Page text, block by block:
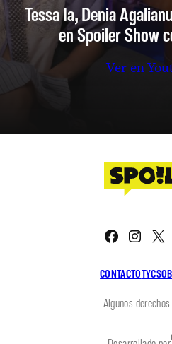
Tessa Ia, Denia
en Spoiler Show
Ver en
CONTACTOTYC
Algunos